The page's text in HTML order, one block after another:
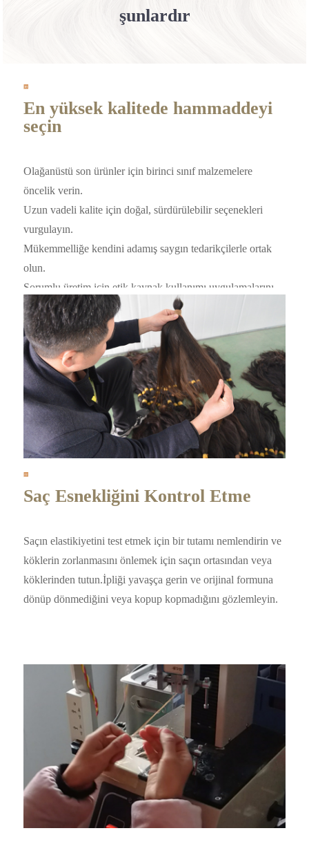
şunlardır
En yüksek kalitede hammaddeyi
seçin
Olağanüstü son ürünler için birinci sınıf malzemelere
öncelik verin.
Uzun vadeli kalite için doğal, sürdürülebilir seçenekleri
vurgulayın.
Mükemmelliğe kendini adamış saygın tedarikçilerle ortak
olun.
Sorumlu üretim için etik kaynak kullanımı uygulamalarını
sağlayın.
Saç Esnekliğini Kontrol Etme
Saçın elastikiyetini test etmek için bir tutamı nemlendirin ve
köklerin zorlanmasını önlemek için saçın ortasından veya
köklerinden tutun.İpliği yavaşça gerin ve orijinal formuna
dönüp dönmediğini veya kopup kopmadığını gözlemleyin.